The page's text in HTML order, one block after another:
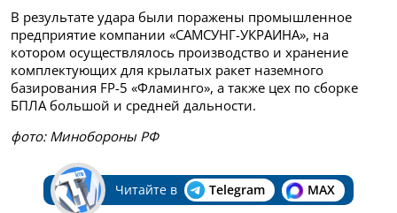
В результате удара были поражены промышленное
предприятие компании «САМСУНГ-УКРАИНА», на
котором осуществлялось производство и хранение
комплектующих для крылатых ракет наземного
базирования FP-5 «Фламинго», а также цех по сборке
БПЛА большой и средней дальности.
фото: Минобороны РФ
Читайте в Telegram MAX